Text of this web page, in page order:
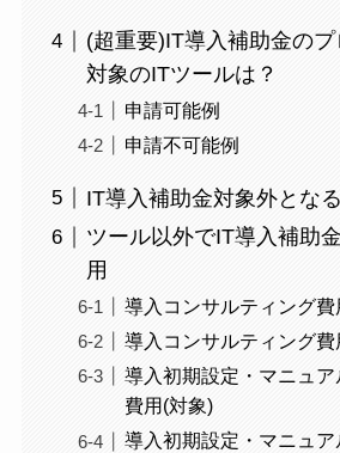
(超重要)IT導入補助金のプ
対象のITツールは？
申請可能例
申請不可能例
IT導入補助金対象外とな
ツール以外でIT導入補助
用
導入コンサルティング費
導入コンサルティング費
導入初期設定・マニュ
費用(対象)
導入初期設定・マニュ